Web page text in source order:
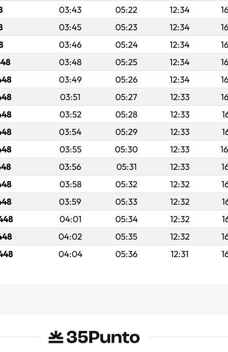
03:43 05:22 12:34
03:45 05:23 12:34
03:46 05:24 12:34
03:48 05:25 12:34
03:49 05:26 12:34
03:51 05:27 12:33
03:52 05:28 12:33
03:54 05:29 12:33
03:55 05:30 12:33
03:56 05:31 12:33
03:58 05:32 12:32
03:59 05:33 12:32
04:01 05:34 12:32
04:02 05:35 12:32
04:04 05:36 12:31